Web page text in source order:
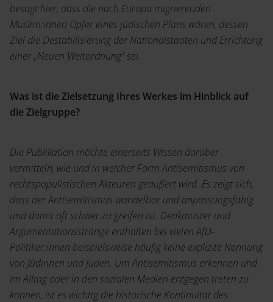
besagt hier, dass die nach Europa migrierenden
Muslim:innen Opfer eines jüdischen Plans wären, dessen
Ziel die Destabilisierung der Nationalstaaten und Errichtung
einer „Neuen Weltordnung“ sei.
Was ist die Zielsetzung Ihres Werkes im Hinblick auf
die Zielgruppe?
Die Publikation möchte einerseits Wissen darüber
vermitteln, wie und in welcher Form Antisemitismus von
rechtspopulistischen Akteuren geäußert wird. Es zeigt sich,
dass der Antisemitismus wandelbar und anpassungsfähig
und damit oft schwer zu greifen ist. Denkmuster und
Argumentationsstränge enthalten bei vielen AfD-
Politiker:innen beispielsweise häufig keine explizite Nennung
von Jüdinnen und Juden. Um Antisemitismus erkennen und
im Alltag oder in den sozialen Medien entgegen treten zu
können, ist es wichtig die historische Kontinuität des